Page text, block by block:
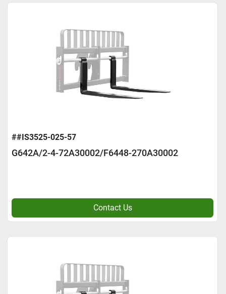
##IS3525-025-57
G642A/2-4-72A30002/F6448-270A30002
Contact Us